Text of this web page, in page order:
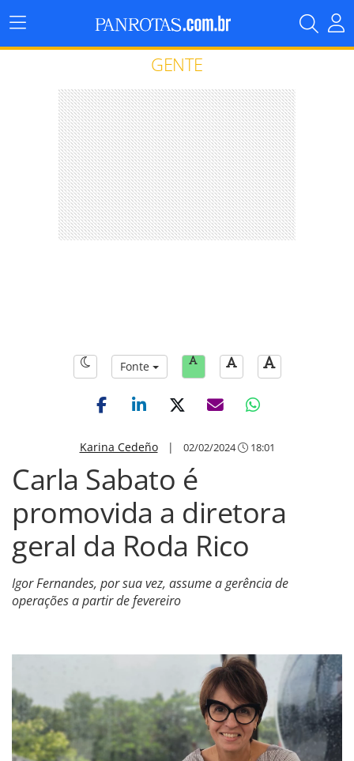
Menu
Principal
GENTE
Fonte
Karina Cedeño| 02/02/2024 18:01
Carla Sabato é
promovida a diretora
geral da Roda Rico
Igor Fernandes, por sua vez, assume a gerência de
operações a partir de fevereiro